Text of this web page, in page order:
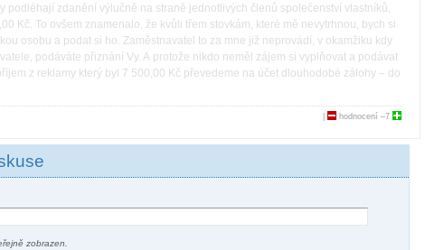
podléhají zdanění výlučně na straně jednotlivých členů společenství vlastníků,
Kč. To ovšem znamenalo, že kvůli třem stovkám, které mě nevytrhnou, bych si
osobu a podat si ho. Zaměstnavatel to za mne již neprovádí, v okamžiku kdy
podáváte přiznání Vy. A protože nikdo neměl zájem si vyplňovat a podávat
z reklamy který byl 7 500,00 Kč převedeme na účet dlouhodobé zálohy – do
hodnocení –7
zobrazen.